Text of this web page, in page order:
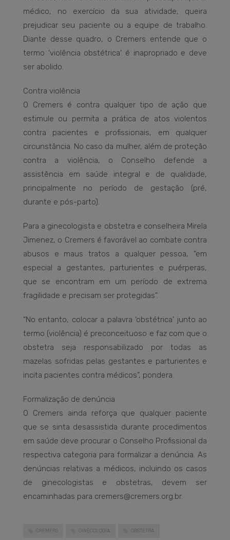
médico, no exercício da sua atividade, queira
prejudicar seu paciente ou a equipe de trabalho.
Diante desse quadro, o Cremers entende que o
termo ‘violência obstétrica’ é inapropriado e deve
ser abolido.
Contra violência
O Cremers é contra qualquer tipo de ação que
estimule ou permita a prática de atos violentos
contra pacientes e profissionais, em qualquer
circunstância. No caso da mulher, além de proteção
contra a violência, o Conselho defende a
assistência em saúde integral e de qualidade,
principalmente no período de gestação (pré,
durante e pós-parto).
Para a ginecologista e obstetra e conselheira Mirela
Jimenez, o Cremers é favorável ao combate contra
abusos e maus tratos a qualquer pessoa, “em
especial a gestantes, parturientes e puérperas,
que se encontram em um período de extrema
fragilidade e precisam ser protegidas”.
“No entanto, colocar a palavra ‘obstétrica’ junto ao
termo (violência) é preconceituoso e faz com que o
obstetra seja responsabilizado por todas as
mazelas sofridas pelas gestantes e parturientes e
incita pacientes contra médicos”, pondera.
Formalização de denúncia
O Cremers ainda reforça que qualquer paciente
que se sinta desassistida durante procedimentos
em saúde deve procurar o Conselho Profissional da
respectiva categoria para formalizar a denúncia. As
denúncias relativas a médicos, incluindo os casos
de ginecologistas e obstetras, devem ser
encaminhadas para cremers@cremers.org.br.
CREMERS GINECOLOGIA OBSTETRA